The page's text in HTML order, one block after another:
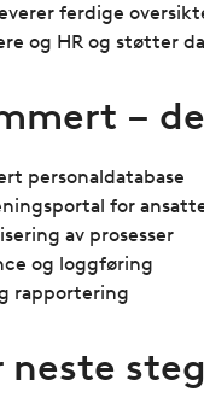
ferdige
og HR og støtter
–
personaldatabase
for
av prosesser
og loggføring
rapportering
neste